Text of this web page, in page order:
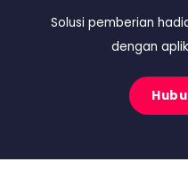
Solusi pemberian
dengan